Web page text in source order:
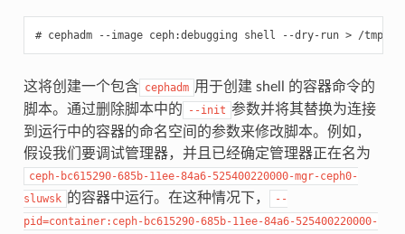
cephadm --image ceph:debugging shell --dry-run > /tmp/
这将创建一个包含 cephadm 用于创建 shell 的容器命令的
脚本。通过删除脚本中的
--init 参数并将其替换为连接
到运行中的容器的命名空间的参数来修改脚本。例如，
假设我们要调试管理器，并且已经确定管理器正在名为
ceph-bc615290-685b-11ee-84a6-525400220000-mgr-ceph0-
sluwsk 的容器中运行。在这种情况下，
--
pid=container:ceph-bc615290-685b-11ee-84a6-525400220000-